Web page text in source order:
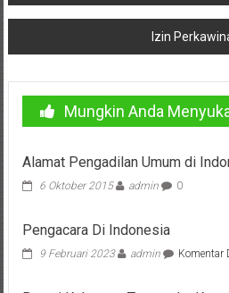
Wonosobo,
Cirebon,
Karawang,
Aceh,
Medan,
Padang,
Jakarta
Pusat,
pos
Izin
Mungkin Anda
Alamat Pengadilan Umum di
6 Oktober 2015 admin 0
Pengacara Di Indonesia
9 Februari 2023 admin Komentar